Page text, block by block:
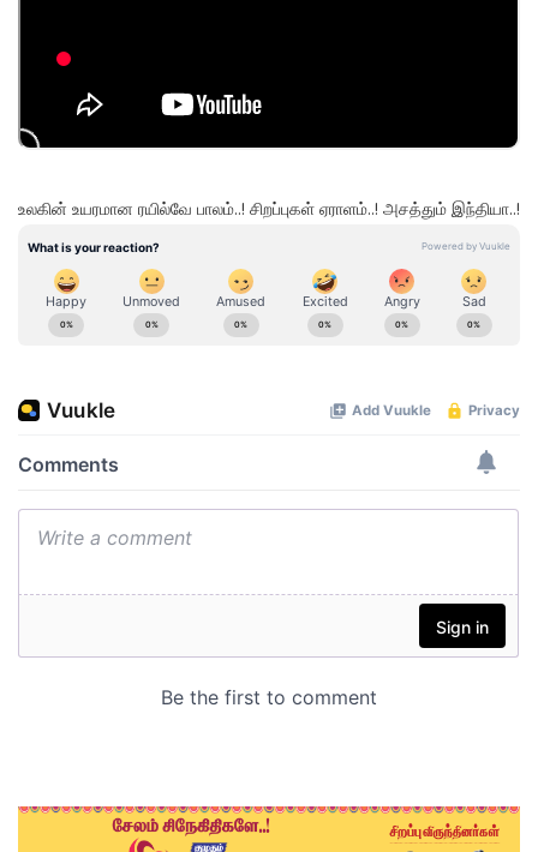
உலகின் உயரமான ரயில்வே பாலம்..! சிறப்புகள் ஏராளம்..! அசத்தும் இந்தியா..!